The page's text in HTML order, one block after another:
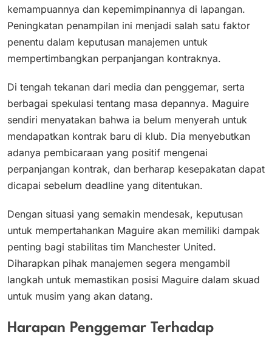
kemampuannya dan kepemimpinannya di lapangan.
Peningkatan penampilan ini menjadi salah satu faktor
penentu dalam keputusan manajemen untuk
mempertimbangkan perpanjangan kontraknya.
Di tengah tekanan dari media dan penggemar, serta
berbagai spekulasi tentang masa depannya. Maguire
sendiri menyatakan bahwa ia belum menyerah untuk
mendapatkan kontrak baru di klub. Dia menyebutkan
adanya pembicaraan yang positif mengenai
perpanjangan kontrak, dan berharap kesepakatan dapat
dicapai sebelum deadline yang ditentukan.
Dengan situasi yang semakin mendesak, keputusan
untuk mempertahankan Maguire akan memiliki dampak
penting bagi stabilitas tim Manchester United.
Diharapkan pihak manajemen segera mengambil
langkah untuk memastikan posisi Maguire dalam skuad
untuk musim yang akan datang.
Harapan Penggemar Terhadap